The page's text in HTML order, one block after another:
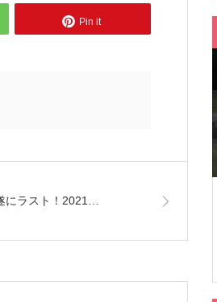
Pin it
にラスト！2021…